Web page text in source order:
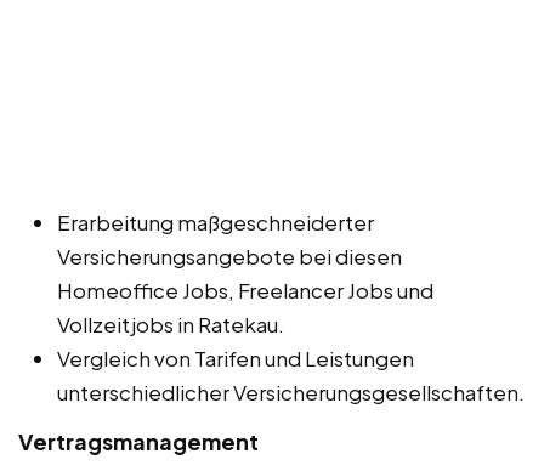
Erarbeitung maßgeschneiderter
Versicherungsangebote bei diesen
Homeoffice Jobs, Freelancer Jobs und
Vollzeitjobs in Ratekau.
Vergleich von Tarifen und Leistungen
unterschiedlicher Versicherungsgesellschaften.
Vertragsmanagement